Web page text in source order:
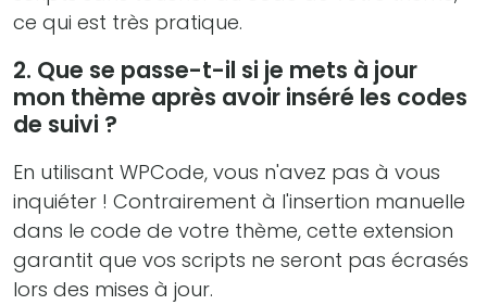
ce qui est très pratique.
2. Que se passe-t-il si je mets à jour
mon thème après avoir inséré les codes
de suivi ?
En utilisant WPCode, vous n'avez pas à vous
inquiéter ! Contrairement à l'insertion manuelle
dans le code de votre thème, cette extension
garantit que vos scripts ne seront pas écrasés
lors des mises à jour.